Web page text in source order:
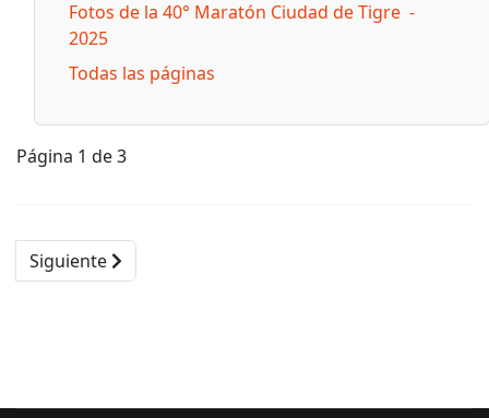
Fotos de la 40° Maratón Ciudad de Tigre -
2025
Todas las páginas
Página 1 de 3
Siguiente